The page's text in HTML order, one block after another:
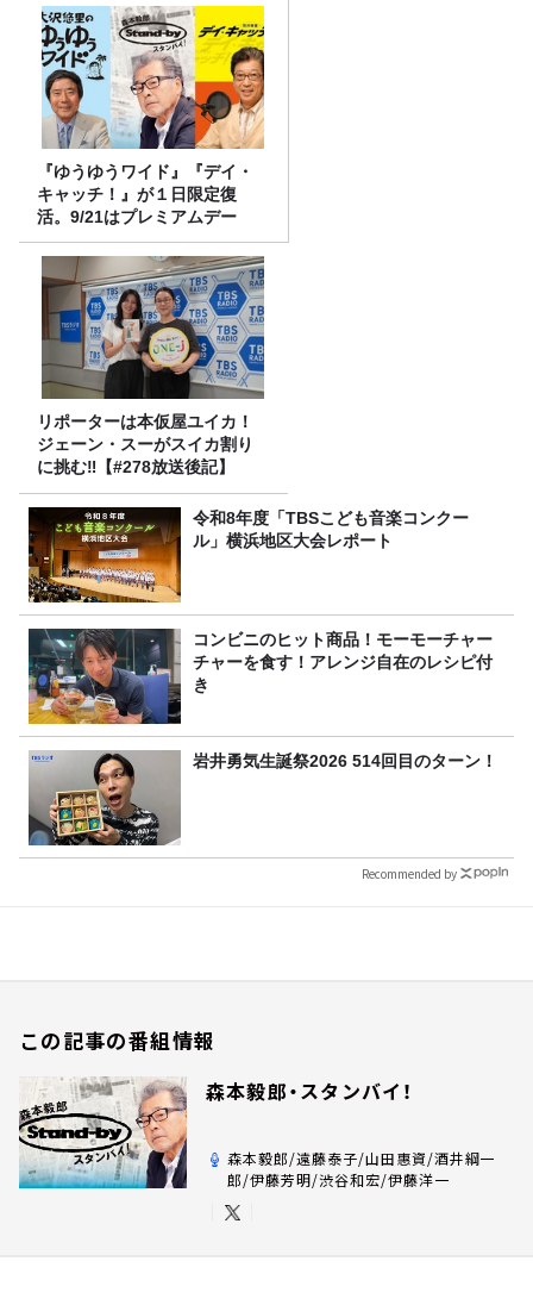
『ゆうゆうワイド』『デイ・
キャッチ！』が１日限定復
活。9/21はプレミアムデー
リポーターは本仮屋ユイカ！
ジェーン・スーがスイカ割り
に挑む‼【#278放送後記】
令和8年度「TBSこども音楽コンクー
ル」横浜地区大会レポート
コンビニのヒット商品！モーモーチャー
チャーを食す！アレンジ自在のレシピ付
き
岩井勇気生誕祭2026 514回目のターン！
Recommended by
この記事の番組情報
森本毅郎・スタンバイ！
森本毅郎/遠藤泰子/山田惠資/酒井綱一
郎/伊藤芳明/渋谷和宏/伊藤洋一